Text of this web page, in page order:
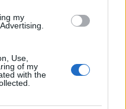
my
Use,
of my
with theMantra